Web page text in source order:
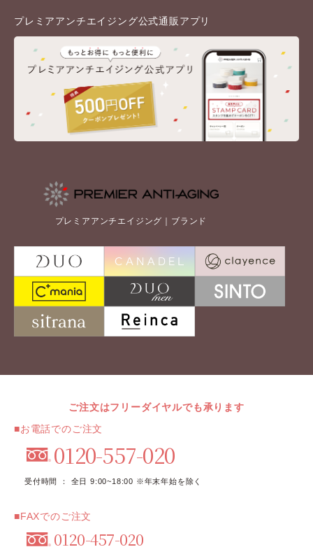
プレミアアンチエイジング公式通販アプリ
プレミアアンチエイジング｜ブランド
ご注文はフリーダイヤルでも承ります
■お電話でのご注文
0120-557-020
受付時間 ： 全日 9:00~18:00 ※年末年始を除く
■FAXでのご注文
0120-457-020